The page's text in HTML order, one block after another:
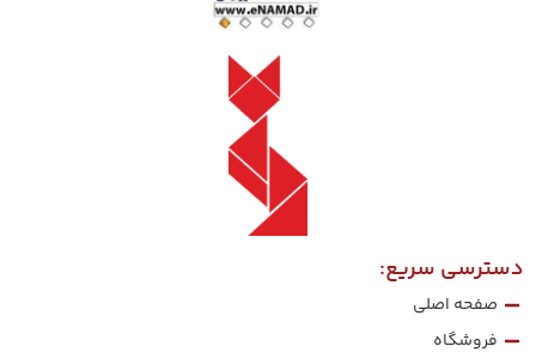
دسترسی سریع:
صفحه اصلی
فروشگاه